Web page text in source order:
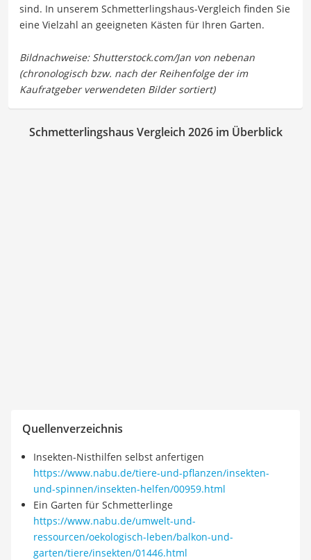
sind. In unserem Schmetterlingshaus-Vergleich finden Sie
eine Vielzahl an geeigneten Kästen für Ihren Garten.
Schmetterlingshaus Vergleich 2026 im Überblick
Quellenverzeichnis
Insekten-Nisthilfen selbst anfertigen
https://www.nabu.de/tiere-und-pflanzen/insekten-
und-spinnen/insekten-helfen/00959.html
Ein Garten für Schmetterlinge
https://www.nabu.de/umwelt-und-
ressourcen/oekologisch-leben/balkon-und-
garten/tiere/insekten/01446.html